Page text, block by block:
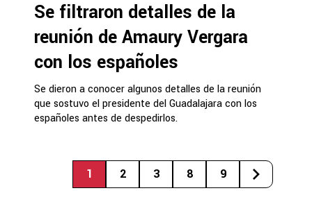
Se filtraron detalles de la
reunión de Amaury Vergara
con los españoles
Se dieron a conocer algunos detalles de la reunión
que sostuvo el presidente del Guadalajara con los
españoles antes de despedirlos.
1 2 3 8 9